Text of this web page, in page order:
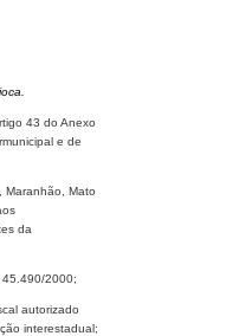
43 do Anexo
e de
Maranhão, Mato
da
2000;
autorizado
interestadual;